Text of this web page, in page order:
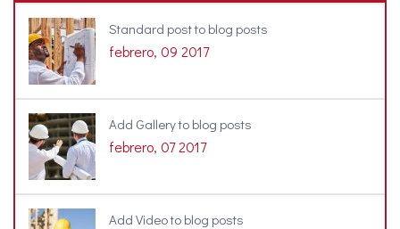
Standard post to blog posts
febrero, 09 2017
Add Gallery to blog posts
febrero, 07 2017
Add Video to blog posts